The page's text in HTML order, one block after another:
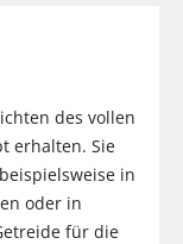
des vollen
erhalten. Sie
in
oder in
für die